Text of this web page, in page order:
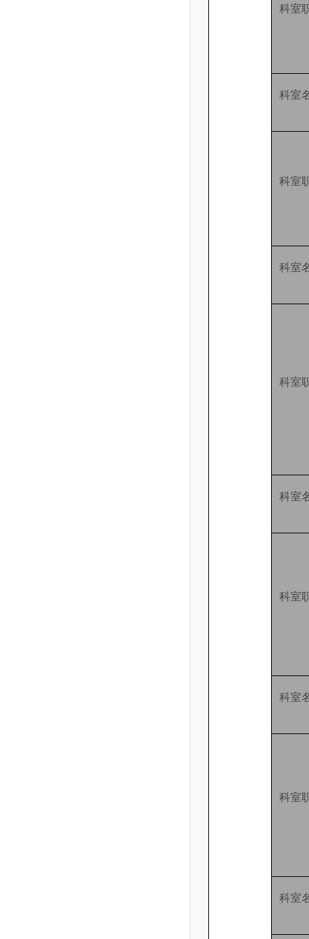
科室
科室
科室
科室
科室
科室
科室
科室
科室
科室